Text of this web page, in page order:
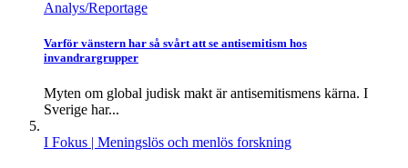
Analys/Reportage
Varför vänstern har så svårt att se antisemitism hos
invandrargrupper
Myten om global judisk makt är antisemitismens kärna. I
Sverige har...
I Fokus | Meningslös och menlös forskning